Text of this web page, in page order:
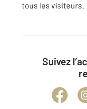
tous les visiteurs.
Suivez l’actualité immobilière et